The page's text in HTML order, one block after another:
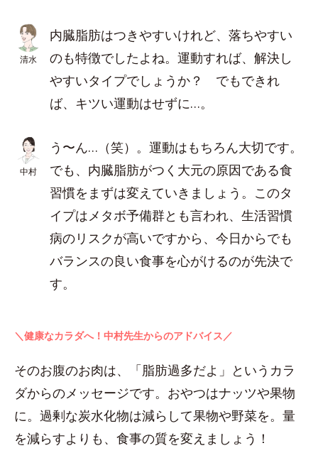
清水
内臓脂肪はつきやすいけれど、落ちやすい
のも特徴でしたよね。運動すれば、解決し
やすいタイプでしょうか？ でもできれ
ば、キツい運動はせずに…。
中村
う〜ん…（笑）。運動はもちろん大切です。
でも、内臓脂肪がつく大元の原因である食
習慣をまずは変えていきましょう。このタ
イプはメタボ予備群とも言われ、生活習慣
病のリスクが高いですから、今日からでも
バランスの良い食事を心がけるのが先決で
す。
＼健康なカラダへ！中村先生からのアドバイス／
そのお腹のお肉は、「脂肪過多だよ」というカラ
ダからのメッセージです。おやつはナッツや果物
に。過剰な炭水化物は減らして果物や野菜を。量
を減らすよりも、食事の質を変えましょう！